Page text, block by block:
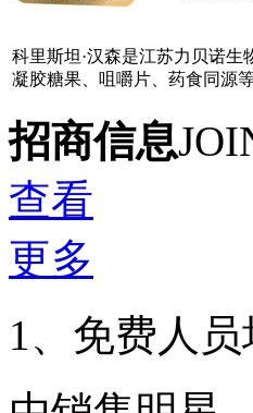
科里斯坦·汉森是江苏力贝诺
凝胶糖果、咀嚼片、药食同源
招商信息
查看
更多
1、免费人